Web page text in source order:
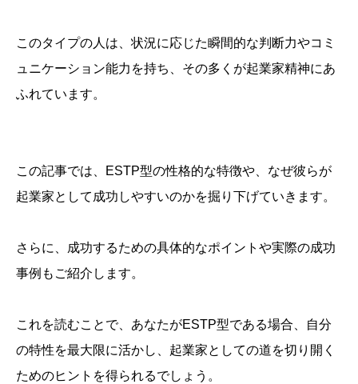
このタイプの人は、状況に応じた瞬間的な判断力やコミ
ュニケーション能力を持ち、その多くが起業家精神にあ
ふれています。
この記事では、ESTP型の性格的な特徴や、なぜ彼らが
起業家として成功しやすいのかを掘り下げていきます。
さらに、成功するための具体的なポイントや実際の成功
事例もご紹介します。
これを読むことで、あなたがESTP型である場合、自分
の特性を最大限に活かし、起業家としての道を切り開く
ためのヒントを得られるでしょう。